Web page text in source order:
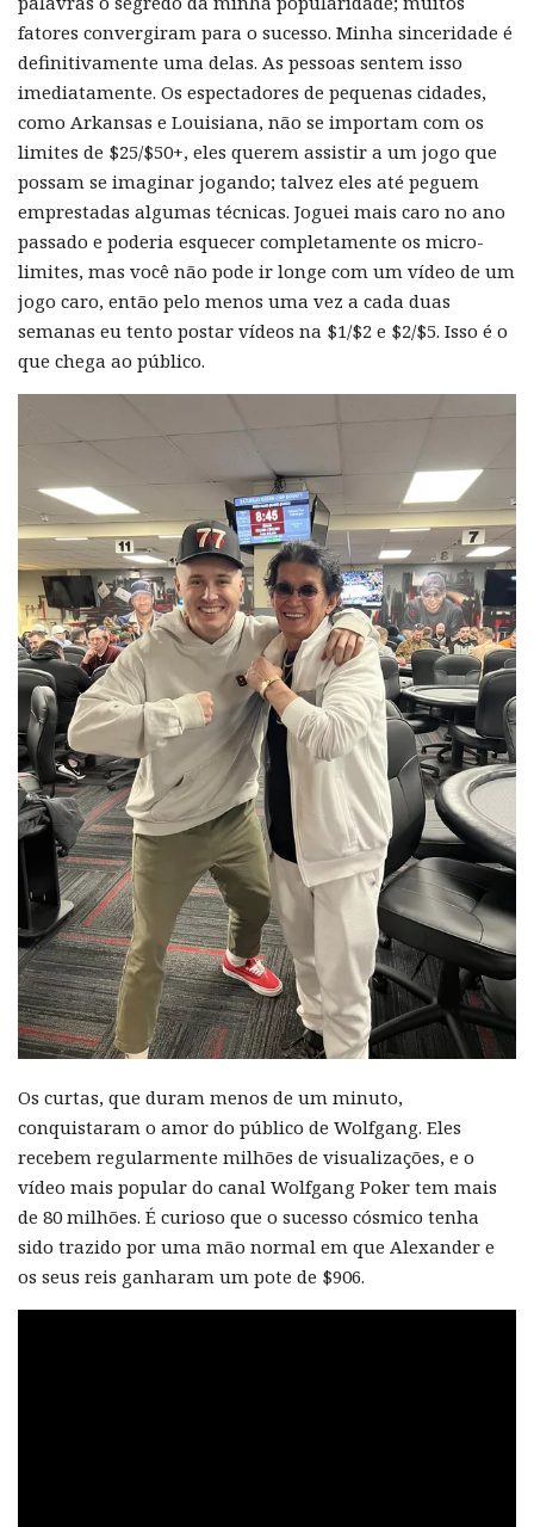
fatores convergiram para o sucesso. Minha sinceridade é
definitivamente uma delas. As pessoas sentem isso
imediatamente. Os espectadores de pequenas cidades,
como Arkansas e Louisiana, não se importam com os
limites de $25/$50+, eles querem assistir a um jogo que
possam se imaginar jogando; talvez eles até peguem
emprestadas algumas técnicas. Joguei mais caro no ano
passado e poderia esquecer completamente os micro-
limites, mas você não pode ir longe com um vídeo de um
jogo caro, então pelo menos uma vez a cada duas
semanas eu tento postar vídeos na $1/$2 e $2/$5. Isso é o
que chega ao público.
Os curtas, que duram menos de um minuto,
conquistaram o amor do público de Wolfgang. Eles
recebem regularmente milhões de visualizações, e o
vídeo mais popular do canal Wolfgang Poker tem mais
de 80 milhões. É curioso que o sucesso cósmico tenha
sido trazido por uma mão normal em que Alexander e
os seus reis ganharam um pote de $906.